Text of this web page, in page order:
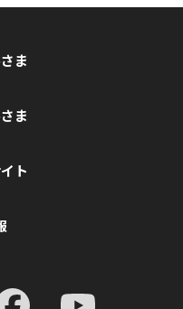
ま
ま
ト